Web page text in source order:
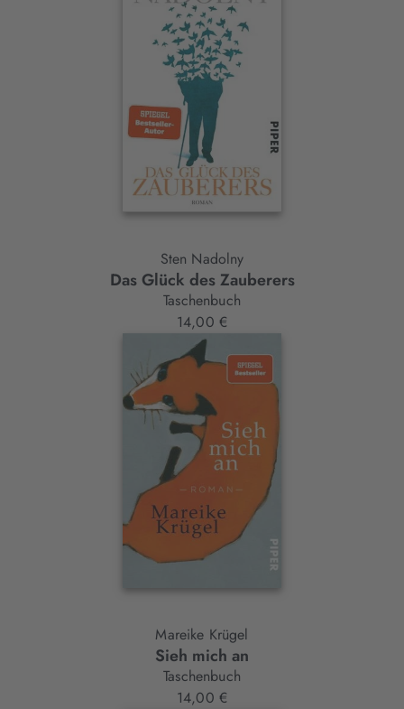
Sten Nadolny
Das Glück des Zauberers
Taschenbuch
14,00 €
Mareike Krügel
Sieh mich an
Taschenbuch
14,00 €